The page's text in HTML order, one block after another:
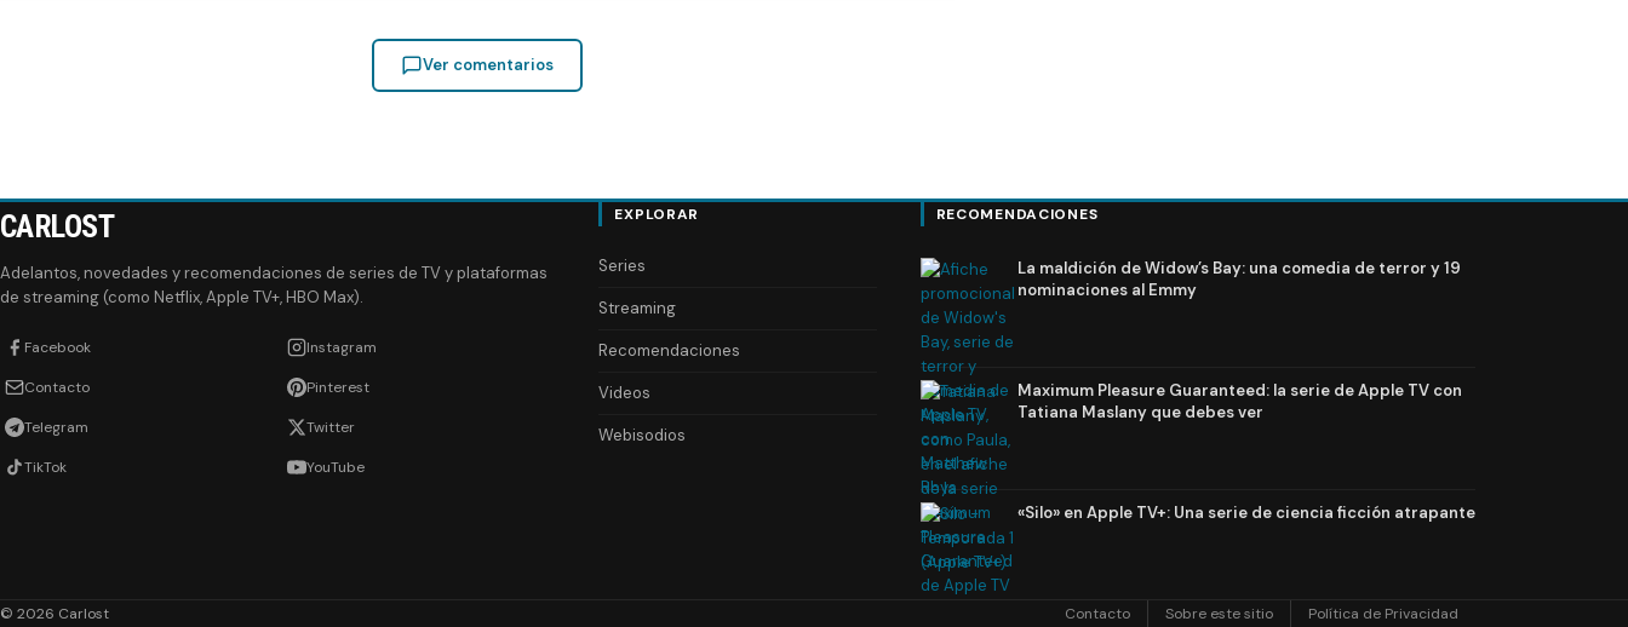
Ver comentarios
CARLOST
Adelantos, novedades y recomendaciones de series de TV y plataformas
de streaming (como Netflix, Apple TV+, HBO Max).
Facebook Instagram
Contacto Pinterest
Telegram Twitter
TikTok YouTube
EXPLORAR
Series
Streaming
Recomendaciones
Videos
Webisodios
RECOMENDACIONES
La maldición de Widow’s Bay: una comedia de terror y 19
nominaciones al Emmy
Maximum Pleasure Guaranteed: la serie de Apple TV con
Tatiana Maslany que debes ver
«Silo» en Apple TV+: Una serie de ciencia ficción atrapante
© 2026 Carlost Contacto Sobre este sitio Política de Privacidad